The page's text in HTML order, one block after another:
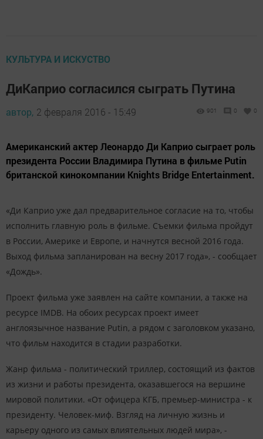
КУЛЬТУРА И ИСКУСТВО
ДиКаприо согласился сыграть Путина
автор, 2 февраля 2016 - 15:49 901 0 0
Американский актер Леонардо Ди Каприо сыграет роль
президента России Владимира Путина в фильме Putin
британской кинокомпании Knights Bridge Entertainment.
«Ди Каприо уже дал предварительное согласие на то, чтобы
исполнить главную роль в фильме. Съемки фильма пройдут
в России, Америке и Европе, и начнутся весной 2016 года.
Выход фильма запланирован на весну 2017 года», - сообщает
«Дождь».
Проект фильма уже заявлен на сайте компании, а также на
ресурсе IMDB. На обоих ресурсах проект имеет
англоязычное название Putin, а рядом с заголовком указано,
что фильм находится в стадии разработки.
Жанр фильма - политический триллер, состоящий из фактов
из жизни и работы президента, оказавшегося на вершине
мировой политики. «От офицера КГБ, премьер-министра - к
президенту. Человек-миф. Взгляд на личную жизнь и
карьеру одного из самых влиятельных людей мира», -